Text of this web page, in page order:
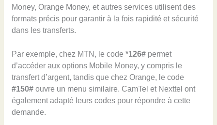
Money, Orange Money, et autres services utilisent des
formats précis pour garantir à la fois rapidité et sécurité
dans les transferts.
Par exemple, chez MTN, le code *126#permet
d’accéder aux options Mobile Money, y compris le
transfert d’argent, tandis que chez Orange, le code
#150#ouvre un menu similaire. CamTel et Nexttel ont
également adapté leurs codes pour répondre à cette
demande.